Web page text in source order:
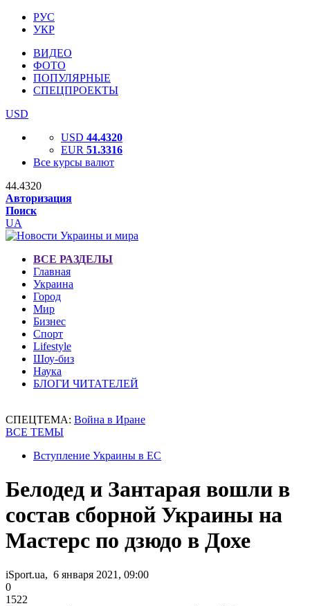
РУС
УКР
ВИДЕО
ФОТО
ПОПУЛЯРНЫЕ
СПЕЦПРОЕКТЫ
USD
USD 44.4320
EUR 51.3316
Все курсы валют
44.4320
Авторизация
Поиск
UA
ВСЕ РАЗДЕЛЫ
Главная
Украина
Город
Мир
Бизнес
Спорт
Lifestyle
Шоу-биз
Наука
БЛОГИ ЧИТАТЕЛЕЙ
СПЕЦТЕМА: Война в Иране
ВСЕ ТЕМЫ
Вступление Украины в ЕС
Белодед и Зантарая вошли в
состав сборной Украины на
Мастерс по дзюдо в Дохе
iSport.ua, 6 января 2021, 09:00
0
1522